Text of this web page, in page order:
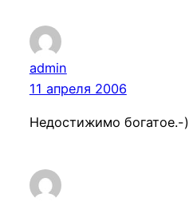
admin
11 апреля 2006
Недостижимо богатое.-)